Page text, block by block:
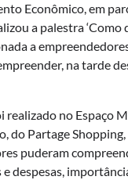
Econômico, em
a palestra
a
na tarde
realizado no Espaço
do Partage
puderam
e despesas,